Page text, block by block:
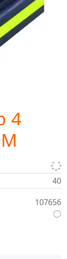
4
40
107656